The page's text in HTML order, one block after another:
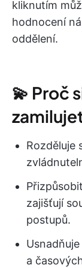
kliknutím
hodnocení
oddělení.
💫 Proč
Rozděluje
zajišťují
postupů.
a